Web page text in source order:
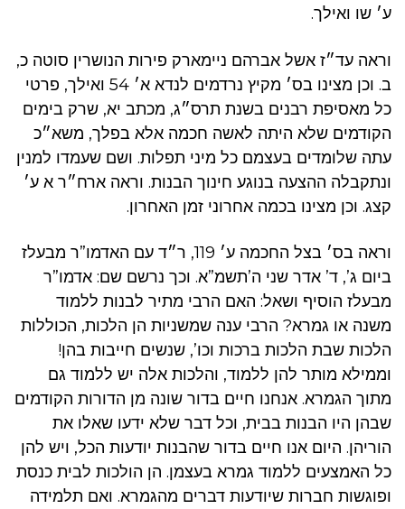
ע׳ שו ואילך.
וראה עד״ז אשל אברהם ניימארק פירות הנושרין סוטה כ,
ב. וכן מצינו בס׳ מקיץ נרדמים לנדא א׳ 54 ואילך, פרטי
כל מאסיפת רבנים בשנת תרס״ג, מכתב יא, שרק בימים
הקודמים שלא היתה לאשה חכמה אלא בפלך, משא״כ
עתה שלומדים בעצמם כל מיני תפלות. ושם שעמדו למנין
ונתקבלה ההצעה בנוגע חינוך הבנות. וראה ארח״ר א ע׳
קצג. וכן מצינו בכמה אחרוני זמן האחרון.
וראה בס׳ בצל החכמה ע׳ 119, ר״ד עם האדמו”ר מבעלז
ביום ג’, ד’ אדר שני ה’תשמ”א. וכך נרשם שם: אדמו”ר
מבעלז הוסיף ושאל: האם הרבי מתיר לבנות ללמוד
משנה או גמרא? הרבי ענה שמשניות הן הלכות, הכוללות
הלכות שבת הלכות ברכות וכו’, שנשים חייבות בהן!
וממילא מותר להן ללמוד, והלכות אלה יש ללמוד גם
מתוך הגמרא. אנחנו חיים בדור שונה מן הדורות הקודמים
שבהן היו הבנות בבית, וכל דבר שלא ידעו שאלו את
הוריהן. היום אנו חיים בדור שהבנות יודעות הכל, ויש להן
כל האמצעים ללמוד גמרא בעצמן. הן הולכות לבית כנסת
ופוגשות חברות שיודעות דברים מהגמרא. ואם תלמידה